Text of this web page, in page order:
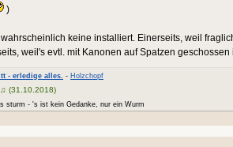
)
keine installiert. Einerseits, weil
weil's evtl. mit Kanonen auf Spatzen geschossen
- erledige alles. - Holzchopf
♫ (31.10.2018)
sturm - 's ist kein Gedanke, nur ein Wurm